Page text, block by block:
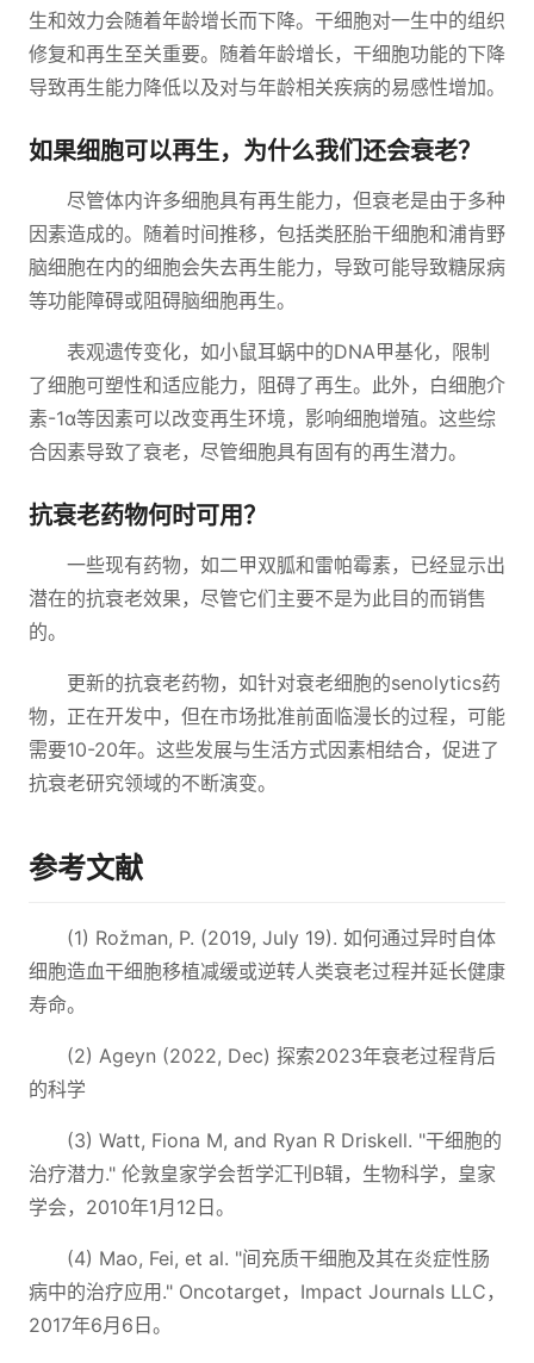
生和效力会随着年龄增长而下降。干细胞对一生中的组织
修复和再生至关重要。随着年龄增长，干细胞功能的下降
导致再生能力降低以及对与年龄相关疾病的易感性增加。
如果细胞可以再生，为什么我们还会衰老？
尽管体内许多细胞具有再生能力，但衰老是由于多种
因素造成的。随着时间推移，包括类胚胎干细胞和浦肯野
脑细胞在内的细胞会失去再生能力，导致可能导致糖尿病
等功能障碍或阻碍脑细胞再生。
表观遗传变化，如小鼠耳蜗中的DNA甲基化，限制
了细胞可塑性和适应能力，阻碍了再生。此外，白细胞介
素-1α等因素可以改变再生环境，影响细胞增殖。这些综
合因素导致了衰老，尽管细胞具有固有的再生潜力。
抗衰老药物何时可用？
一些现有药物，如二甲双胍和雷帕霉素，已经显示出
潜在的抗衰老效果，尽管它们主要不是为此目的而销售
的。
更新的抗衰老药物，如针对衰老细胞的senolytics药
物，正在开发中，但在市场批准前面临漫长的过程，可能
需要10-20年。这些发展与生活方式因素相结合，促进了
抗衰老研究领域的不断演变。
参考文献
(1) Rožman, P. (2019, July 19). 如何通过异时自体
细胞造血干细胞移植减缓或逆转人类衰老过程并延长健康
寿命。
(2) Ageyn (2022, Dec) 探索2023年衰老过程背后
的科学
(3) Watt, Fiona M, and Ryan R Driskell. "干细胞的
治疗潜力." 伦敦皇家学会哲学汇刊B辑，生物科学，皇家
学会，2010年1月12日。
(4) Mao, Fei, et al. "间充质干细胞及其在炎症性肠
病中的治疗应用." Oncotarget，Impact Journals LLC，
2017年6月6日。